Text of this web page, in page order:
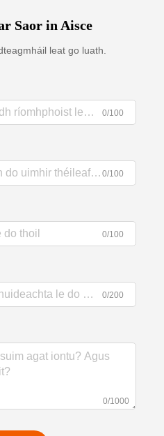
Saor in Aisce
leat go luath.
0/100
0/100
0/100
0/200
0/1000